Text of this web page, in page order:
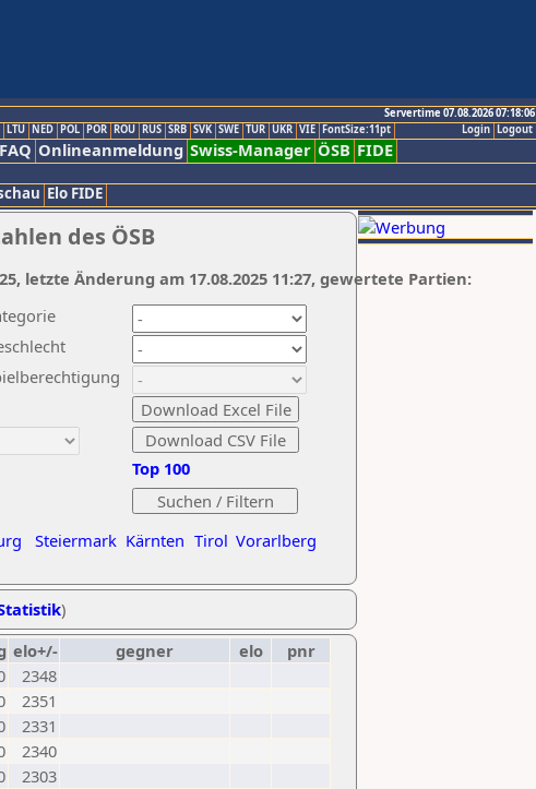
Servertime 07.08.2026 07:18:06
Logout
Login
LTU NED POL POR ROU RUS SRB SVK SWE TUR UKR VIE FontSize:11pt
FAQ Onlineanmeldung Swiss-Manager ÖSB FIDE
Elo FIDE
des ÖSB
Steiermark Kärnten Tirol Vorarlberg
Top 100
letzte Änderung am 17.08.2025 11:27, gewertete Partien:
)
elo+/- gegner elo
pnr
2348
2351
2331
2340
2303